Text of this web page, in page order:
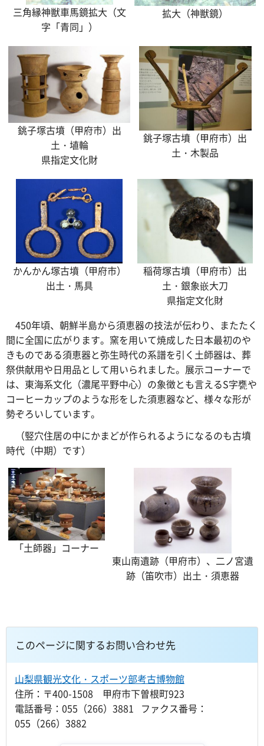
三角縁神獣車馬鏡拡大（文
字「青同」）
拡大（神獣鏡）
銚子塚古墳（甲府市）出
土・埴輪
県指定文化財
銚子塚古墳（甲府市）出
土・木製品
かんかん塚古墳（甲府市）
出土・馬具
稲荷塚古墳（甲府市）出
土・銀象嵌大刀
県指定文化財
450年頃、朝鮮半島から須恵器の技法が伝わり、またたく
間に全国に広がります。窯を用いて焼成した日本最初のや
きものである須恵器と弥生時代の系譜を引く土師器は、葬
祭供献用や日用品として用いられました。展示コーナーで
は、東海系文化（濃尾平野中心）の象徴とも言えるS字甕や
コーヒーカップのような形をした須恵器など、様々な形が
勢ぞろいしています。
（竪穴住居の中にかまどが作られるようになるのも古墳
時代（中期）です）
「土師器」コーナー
東山南遺跡（甲府市）、二ノ宮遺
跡（笛吹市）出土・須恵器
このページに関するお問い合わせ先
山梨県観光文化・スポーツ部考古博物館
住所：〒400-1508 甲府市下曽根町923
電話番号：055（266）3881 ファクス番号：
055（266）3882